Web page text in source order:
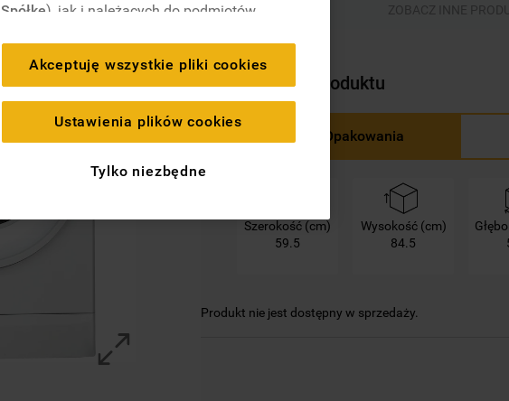
ZOBACZ INNE
Wymiary Produktu
Bez Opakowania
Szerokość (cm)
59.5
Wysokość (cm)
84.5
Produkt nie jest dostępny w sprzedaży.
Spółkę), jak i należących do podmiotów
funkcjonowania strony, poprawę komfortu
oraz personalizację przeglądania
techniczne pliki cookie), cele statystyczne
i rozróżnianie użytkowników (analityczne
), a także wyświetlanie reklam
dostosowanych do zainteresowań
zewnętrznych i na platformach
społecznościowych (
profilujące pliki cookie
Więcej informacji o tym, jak
Spółka
korzysta z plików cookie oraz jak zmienić
preferencje, znajdą Państwo w naszej
Akceptuję wszystkie pliki cookies
Ustawienia plików cookies
Tylko niezbędne